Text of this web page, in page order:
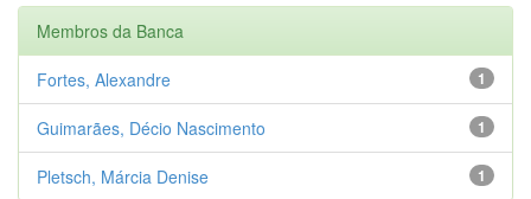
Membros da Banca
1
Fortes, Alexandre
1
Guimarães, Décio Nascimento
1
Pletsch, Márcia Denise